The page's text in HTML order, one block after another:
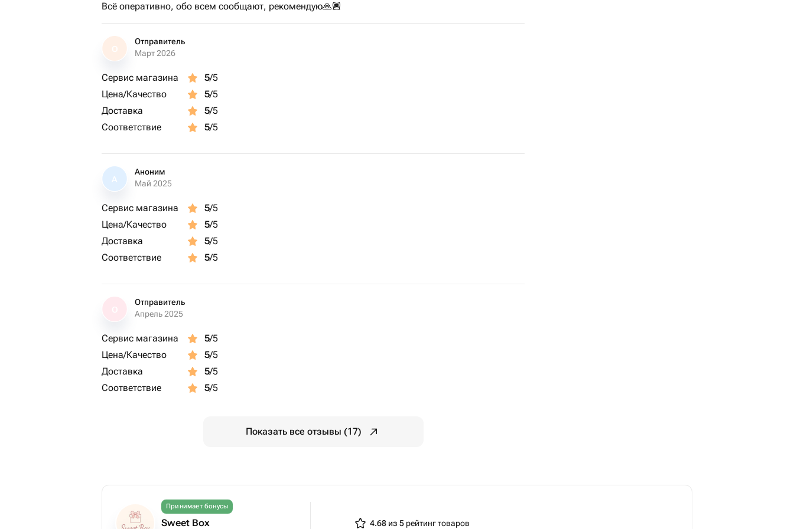
Всё оперативно, обо всем сообщают, рекомендую🙏🏾
О
Отправитель
Март 2026
Сервис магазина 5/5
Цена/Качество
5/5
Доставка
5/5
Соответствие
5/5
А
Аноним
Май 2025
Сервис магазина 5/5
Цена/Качество
5/5
Доставка
5/5
Соответствие
5/5
Отправитель
Апрель 2025
Сервис магазина 5/5
Цена/Качество
5/5
Доставка
5/5
Соответствие
5/5
Показать все отзывы (17)
Принимает бонусы
Sweet Box 4.68 из 5 рейтинг товаров